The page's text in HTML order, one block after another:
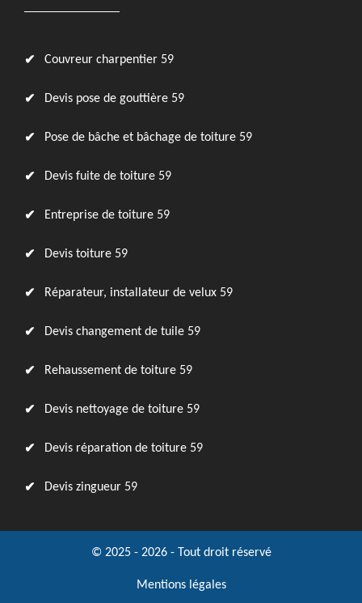
Couvreur charpentier 59
Devis pose de gouttière 59
Pose de bâche et bâchage de toiture 59
Devis fuite de toiture 59
Entreprise de toiture 59
Devis toiture 59
Réparateur, installateur de velux 59
Devis changement de tuile 59
Rehaussement de toiture 59
Devis nettoyage de toiture 59
Devis réparation de toiture 59
Devis zingueur 59
© 2025 - 2026 - Tout droit réservé
Mentions légales